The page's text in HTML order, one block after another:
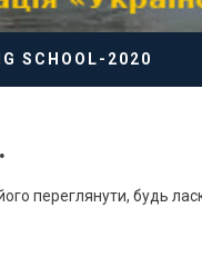
SCHOOL-2020
переглянути, будь